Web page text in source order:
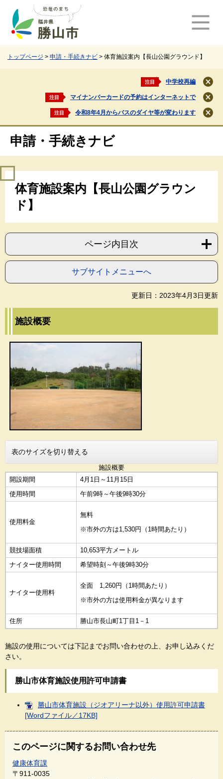
トップページ > 申請・手続きナビ > 体育施設案内【長山公園グラウンド】
注目 中学校再編
閉
じ
る
注目 マイナンバーカードの予約はインターネットで
閉
じ
る
注目 令和8年4月からバスのダイヤ等が変わります
閉
じ
申請・手続きナビ
体育施設案内【長山公園グラウン
ド】
ページ内目次
サブサイトメニューへ
更新日：2023年4月3日更新
施設概要
表のサイズを切り替える
施設概要
開設期間
4月1日～11月15日
使用時間
午前9時～午後9時30分
使用料金
無料
※市外の方は1,530円（1時間あたり）
競技場面積
10,653平方メートル
ナイター使用時間
希望時刻～午後9時30分
ナイター使用料
全面 1,260円（1時間あたり）
※市外の方は使用料金が異なります
住所 勝山市長山町1丁目1－1
施設の使用については下記までお問い合わせの上、お申し込みくだ
さい。
勝山市体育施設使用許可申請書
勝山市体育施設（ジオアリーナ以外）使用許可申請書
[Wordファイル／17KB]
このページに関するお問い合わせ先
健康体育課
〒911-0035